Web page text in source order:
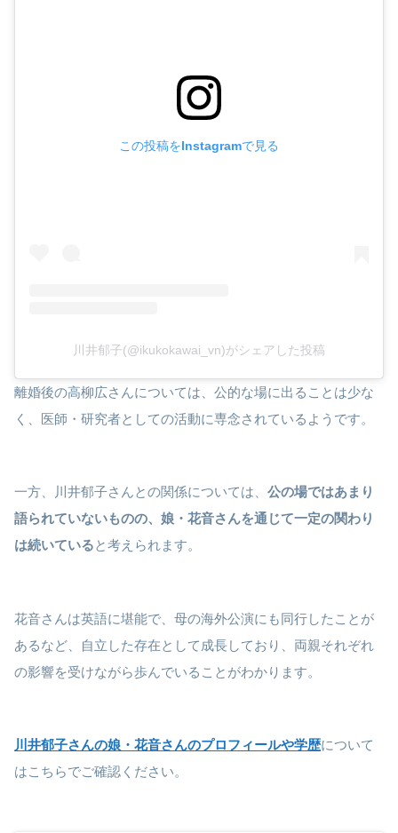
この投稿をInstagramで見る
川井郁子(@ikukokawai_vn)がシェアした投稿
離婚後の高柳広さんについては、公的な場に出ることは少な
く、医師・研究者としての活動に専念されているようです。
一方、川井郁子さんとの関係については、 公の場ではあまり
語られていないものの、娘・花音さんを通じて一定の関わり
は続いていると考えられます。
花音さんは英語に堪能で、母の海外公演にも同行したことが
あるなど、自立した存在として成長しており、両親それぞれ
の影響を受けながら歩んでいることがわかります。
川井郁子さんの娘・花音さんのプロフィールや学歴について
はこちらでご確認ください。